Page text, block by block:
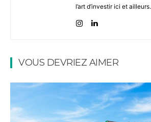
l’art d’investir ici et ailleurs.
VOUS DEVRIEZ AIMER